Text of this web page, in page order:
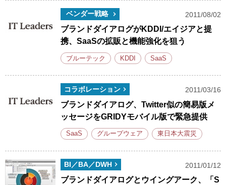
ベンダー戦略 2011/08/02
ブランドダイアログがKDDI/エイジアと提
携、SaaSの拡販と機能強化を狙う
ブルーテック KDDI SaaS
コラボレーション 2011/03/16
ブランドダイアログ、Twitter似の簡易版メ
ッセージをGRIDYモバイル版で緊急提供
SaaS グループウェア 東日本大震災
BI／BA／DWH 2011/01/12
ブランドダイアログとウイングアーク、「S